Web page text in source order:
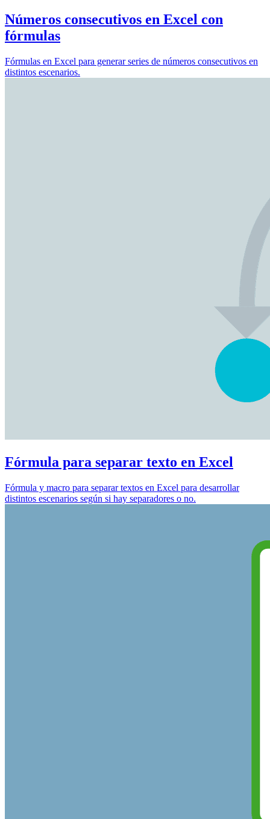
Números consecutivos en Excel con
fórmulas
Fórmulas en Excel para generar series de números consecutivos en
distintos escenarios.
Fórmula para separar texto en Excel
Fórmula y macro para separar textos en Excel para desarrollar
distintos escenarios según si hay separadores o no.